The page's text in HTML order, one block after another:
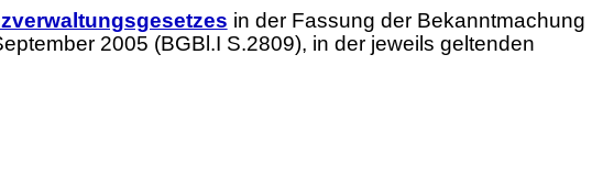
in der Fassung der Bekanntmachung
2005 (BGBl.I S.2809), in der jeweils geltenden